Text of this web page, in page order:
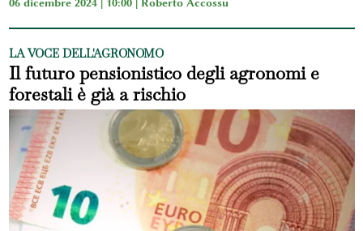
LA VOCE DELL'AGRONOMO
Il futuro pensionistico degli agronomi e
forestali è già a rischio